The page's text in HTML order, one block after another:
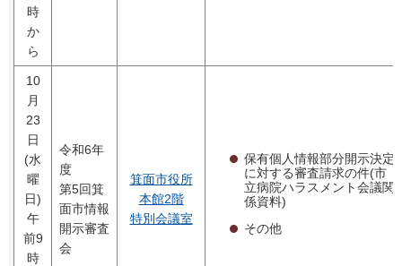
時
か
ら
10
月
23
日
(水
曜
日)
午
前9
時
令和6年
度
第5回箕
面市情報
開示審査
会
箕面市役所
本館2階
特別会議室
保有個人情報部分開示決定
に対する審査請求の件(市
立病院ハラスメント会議関
係資料)
その他